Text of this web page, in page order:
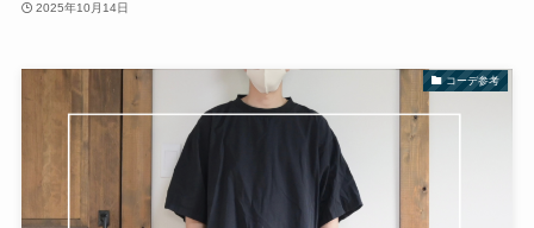
2025年10月14日
コーデ参考